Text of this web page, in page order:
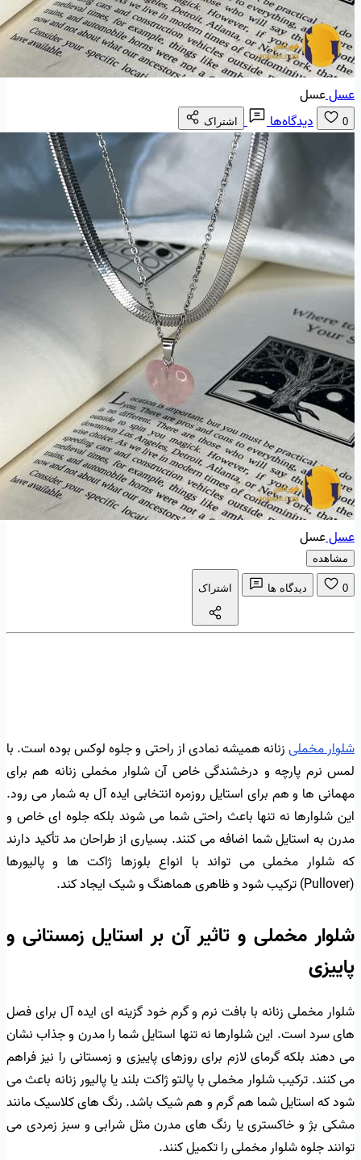
عسلعسل
0 دیدگاه‌ها اشتراک
عسلعسل
مشاهده
0 دیدگاه ها اشتراک
شلوار مخملیزنانه همیشه نمادی از راحتی و جلوه لوکس بوده است. با
لمس نرم پارچه و درخشندگی خاص آن شلوار مخملی زنانه هم برای
مهمانی ها و هم برای استایل روزمره انتخابی ایده آل به شمار می رود.
این شلوارها نه تنها باعث راحتی شما می شوند بلکه جلوه ای خاص و
مدرن به استایل شما اضافه می کنند. بسیاری از طراحان مد تأکید دارند
که شلوار مخملی می تواند با انواع بلوزها ژاکت ها و پالیورها
(Pullover) ترکیب شود و ظاهری هماهنگ و شیک ایجاد کند.
شلوار مخملی و تاثیر آن بر استایل زمستانی و
پاییزی
شلوار مخملی زنانه با بافت نرم و گرم خود گزینه ای ایده آل برای فصل
های سرد است. این شلوارها نه تنها استایل شما را مدرن و جذاب نشان
می دهند بلکه گرمای لازم برای روزهای پاییزی و زمستانی را نیز فراهم
می کنند. ترکیب شلوار مخملی با پالتو ژاکت بلند یا پالیور زنانه باعث می
شود که استایل شما هم گرم و هم شیک باشد. رنگ های کلاسیک مانند
مشکی بژ و خاکستری یا رنگ های مدرن مثل شرابی و سبز زمردی می
توانند جلوه شلوار مخملی را تکمیل کنند.